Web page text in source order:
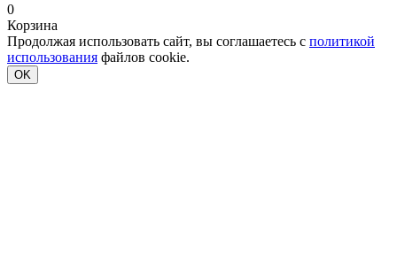
0
Корзина
Продолжая использовать сайт, вы соглашаетесь с политикой
использования файлов cookie.
OK